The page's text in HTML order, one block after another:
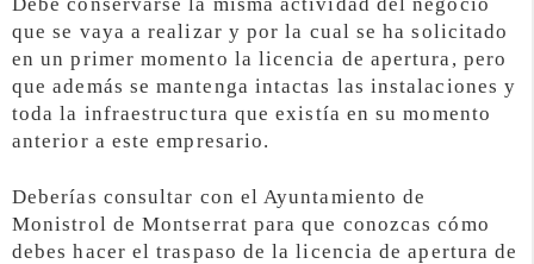
que se vaya a realizar y por la cual se ha solicitado
en un primer momento la licencia de apertura, pero
que además se mantenga intactas las instalaciones y
toda la infraestructura que existía en su momento
anterior a este empresario.
Deberías consultar con el Ayuntamiento de
Monistrol de Montserrat para que conozcas cómo
debes hacer el traspaso de la licencia de apertura de